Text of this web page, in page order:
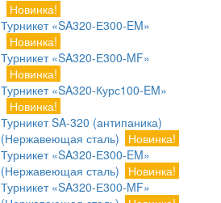
Новинка!
Турникет «SA320-Е300-EM»
Новинка!
Турникет «SA320-Е300-MF»
Новинка!
Турникет «SA320-Курс100-EM»
Новинка!
Турникет SA-320 (антипаника)
(Нержавеющая сталь)
Новинка!
Турникет «SA320-Е300-EM»
(Нержавеющая сталь)
Новинка!
Турникет «SA320-Е300-MF»